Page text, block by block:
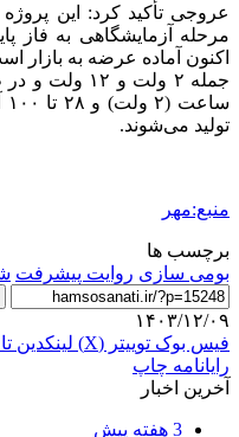
عروجی تأکید کرد: این
مرحله آزمایشگاهی به فاز
اکنون آماده عرضه به بازار
تولید می‌شوند.
منبع:مهر
برچسب ها
بومی سازی روایت پیشرفت
۱۴۰۳/۱۲/۰۹
فیس بوک توییتر (X) لینکدین
رایانامه چاپ
آخرین اخبار
3 هفته پیش